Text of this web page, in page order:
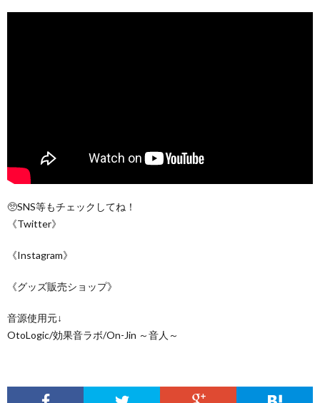
🥺SNS等もチェックしてね！
《Twitter》
《Instagram》
《グッズ販売ショップ》
音源使用元↓
OtoLogic/効果音ラボ/On-Jin ～音人～